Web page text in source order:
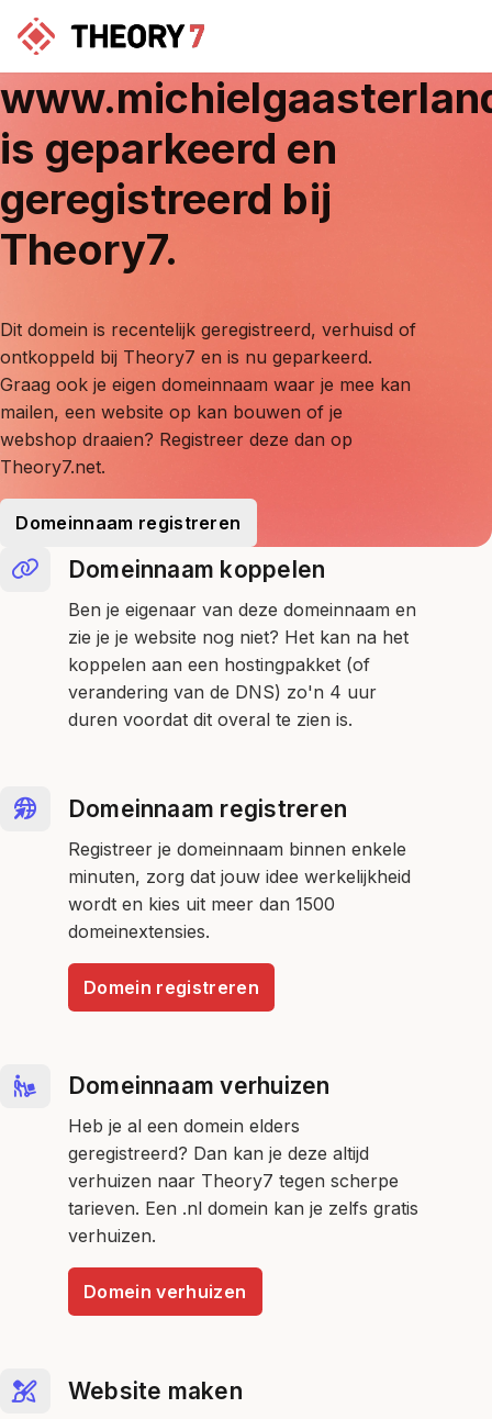
is geparkeerd en
geregistreerd bij
Theory7.
Dit domein is recentelijk geregistreerd, verhuisd of
ontkoppeld bij Theory7 en is nu geparkeerd.
Graag ook je eigen domeinnaam waar je mee kan
mailen, een website op kan bouwen of je
webshop draaien? Registreer deze dan op
Theory7.net.
Domeinnaam registreren
Domeinnaam koppelen
Ben je eigenaar van deze domeinnaam en
zie je je website nog niet? Het kan na het
koppelen aan een hostingpakket (of
verandering van de DNS) zo'n 4 uur
duren voordat dit overal te zien is.
Domeinnaam registreren
Registreer je domeinnaam binnen enkele
minuten, zorg dat jouw idee werkelijkheid
wordt en kies uit meer dan 1500
domeinextensies.
Domein registreren
Domeinnaam verhuizen
Heb je al een domein elders
geregistreerd? Dan kan je deze altijd
verhuizen naar Theory7 tegen scherpe
tarieven. Een .nl domein kan je zelfs gratis
verhuizen.
Domein verhuizen
Website maken